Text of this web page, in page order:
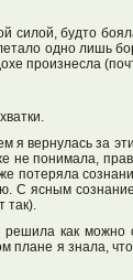
силой, будто
одно лишь
произнесла
я вернулась за
не понимала,
потеряла
С ясным
так).
как
плане я знала,